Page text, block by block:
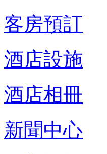
客房預訂
酒店設施
酒店相冊
新聞中心